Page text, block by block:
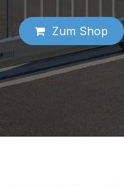
Zum Shop